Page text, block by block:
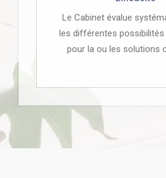
Le Cabinet évalue
les différentes
pour la ou les solutions